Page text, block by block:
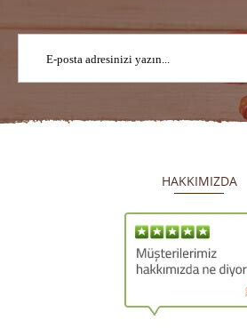
HAKKIMIZDA